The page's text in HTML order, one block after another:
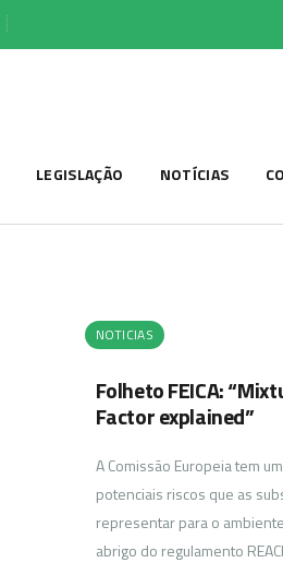
LEGISLAÇÃO NOTÍCIAS
NOTICIAS
Folheto FEICA:
Factor explained”
A Comissão Europeia tem
potenciais riscos que as
representar para o
abrigo do regulamento